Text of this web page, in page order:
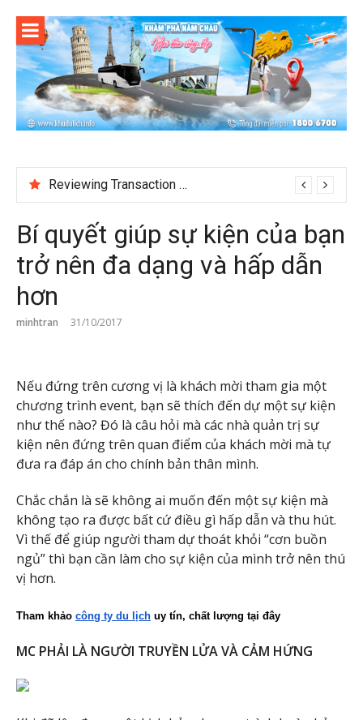
content
Reviewing Transaction History at BetNinja UK
Bí quyết giúp sự kiện của bạn
trở nên đa dạng và hấp dẫn
hơn
minhtran 31/10/2017
Nếu đứng trên cương vị là khách mời tham gia một
chương trình event, bạn sẽ thích đến dự một sự kiện
như thế nào? Đó là câu hỏi mà các nhà quản trị sự
kiện nên đứng trên quan điểm của khách mời mà tự
đưa ra đáp án cho chính bản thân mình.
Chắc chắn là sẽ không ai muốn đến một sự kiện mà
không tạo ra được bất cứ điều gì hấp dẫn và thu hút.
Vì thế để giúp người tham dự thoát khỏi “cơn buồn
ngủ” thì bạn cần làm cho sự kiện của mình trở nên thú
vị hơn.
Tham khảo công ty du lịch uy tín, chất lượng tại đây
MC PHẢI LÀ NGƯỜI TRUYỀN LỬA VÀ CẢM HỨNG